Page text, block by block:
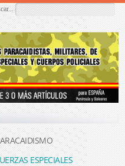
ESPECIALES